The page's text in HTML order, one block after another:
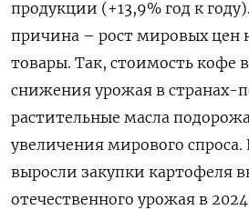
продукции (+13,9% год к
причина – рост мировых цен
товары. Так, стоимость кофе
снижения урожая в странах-
растительные масла
увеличения мирового спроса.
выросли закупки картофеля
отечественного урожая в